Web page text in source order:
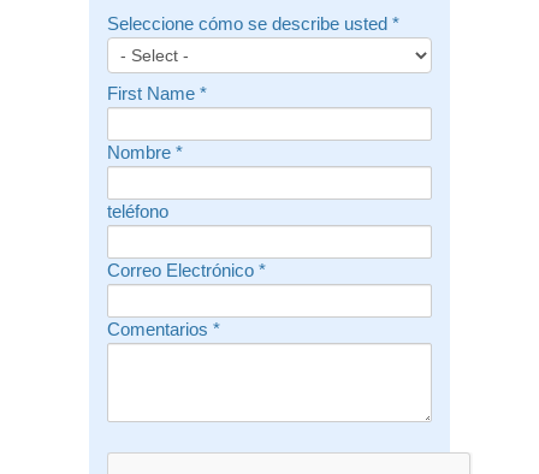
Seleccione cómo se describe usted *
First Name *
Nombre *
teléfono
Correo Electrónico *
Comentarios *